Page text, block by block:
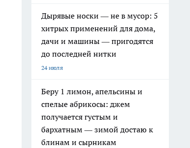
Дырявые носки — не в мусор: 5
хитрых применений для дома,
дачи и машины — пригодятся
до последней нитки
24 июля
Беру 1 лимон, апельсины и
спелые абрикосы: джем
получается густым и
бархатным — зимой достаю к
блинам и сырникам